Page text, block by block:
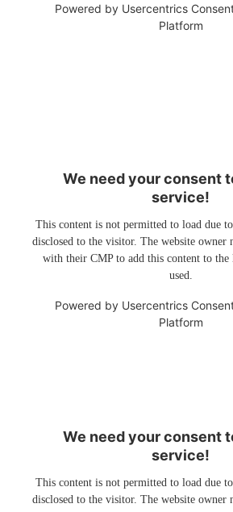
Powered by Usercentrics
Platform
We need your consent
service!
This content is not permitted to load due
disclosed to the visitor. The website owner
with their CMP to add this content to the
used.
Powered by Usercentrics
Platform
We need your consent
service!
This content is not permitted to load due
disclosed to the visitor. The website owner